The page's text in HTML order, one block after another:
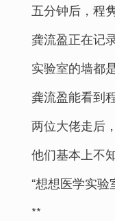
五分钟后，程
龚流盈正在记
实验室的墙都
龚流盈能看到
两位大佬走后
他们基本上不
“想想医学实
**